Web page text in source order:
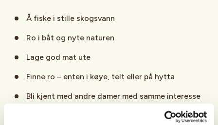
Å fiske i stille skogsvann
Ro i båt og nyte naturen
Lage god mat ute
Finne ro – enten i køye, telt eller på hytta
Bli kjent med andre damer med samme interesse